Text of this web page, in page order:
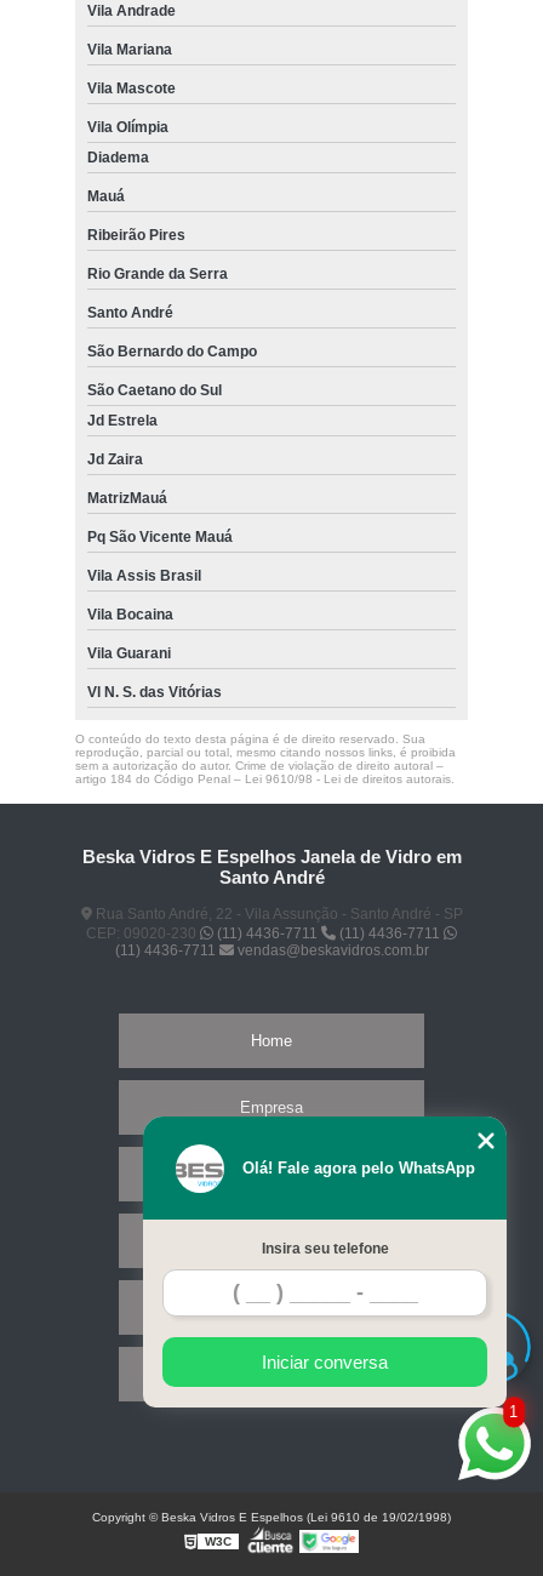
Vila Andrade
Vila Mariana
Vila Mascote
Vila Olímpia
Diadema
Mauá
Ribeirão Pires
Rio Grande da Serra
Santo André
São Bernardo do Campo
São Caetano do Sul
Jd Estrela
Jd Zaira
MatrizMauá
Pq São Vicente Mauá
Vila Assis Brasil
Vila Bocaina
Vila Guarani
Vl N. S. das Vitórias
O conteúdo do texto desta página é de direito reservado. Sua
reprodução, parcial ou total, mesmo citando nossos links, é proibida
sem a autorização do autor. Crime de violação de direito autoral –
artigo 184 do Código Penal – Lei 9610/98 - Lei de direitos autorais.
Beska Vidros E Espelhos Janela de Vidro em
Santo André
Rua Santo André, 22 - Vila Assunção - Santo André - SP
CEP: 09020-230
(11) 4436-7711
(11) 4436-7711
(11) 4436-7711
vendas@beskavidros.com.br
Home
Empresa
Missão
Serviços
Contato
Mapa do site
1
Olá! Fale agora pelo WhatsApp
Insira seu telefone
Iniciar conversa
Copyright © Beska Vidros E Espelhos (Lei 9610 de 19/02/1998)
W3C